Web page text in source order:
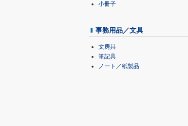
小冊子
事務用品／文具
文房具
筆記具
ノート／紙製品